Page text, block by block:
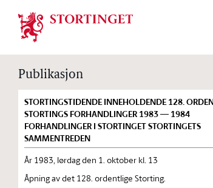
Stortinget.no
Publikasjon
STORTINGSTIDENDE INNEHOLDENDE 128.
STORTINGS FORHANDLINGER 1983 — 1984
FORHANDLINGER I STORTINGET STORTINGETS
SAMMENTREDEN
År 1983, lørdag den 1. oktober kl. 13
Åpning av det 128. ordentlige Storting.